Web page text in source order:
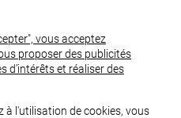
vous acceptez
proposer des publicités
d’intérêts et réaliser des
à l'utilisation de cookies, vous